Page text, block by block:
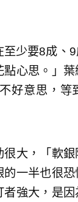
少要8成、
心思。」
好意思，等
大，「軟
一半也很
強大，是因